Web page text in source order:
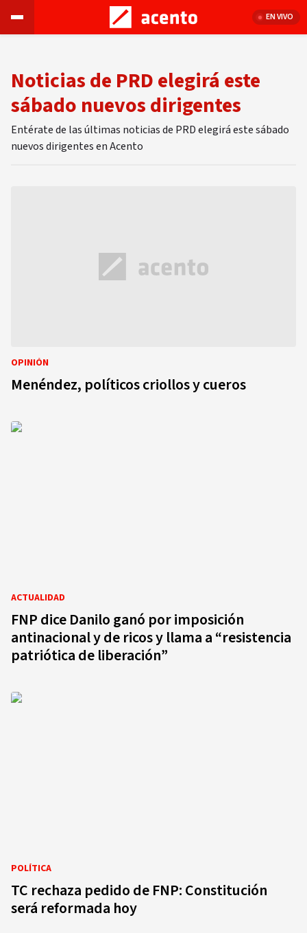
EN VIVO
Noticias de PRD elegirá este
sábado nuevos dirigentes
Entérate de las últimas noticias de PRD elegirá este sábado
nuevos dirigentes en Acento
OPINIÓN
Menéndez, políticos criollos y cueros
ACTUALIDAD
FNP dice Danilo ganó por imposición
antinacional y de ricos y llama a “resistencia
patriótica de liberación”
POLÍTICA
TC rechaza pedido de FNP: Constitución
será reformada hoy